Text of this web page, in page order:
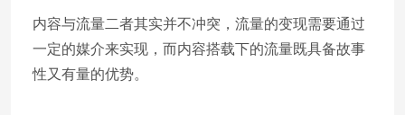
内容与流量二者其实并不冲突，流量的变现需要通过
一定的媒介来实现，而内容搭载下的流量既具备故事
性又有量的优势。